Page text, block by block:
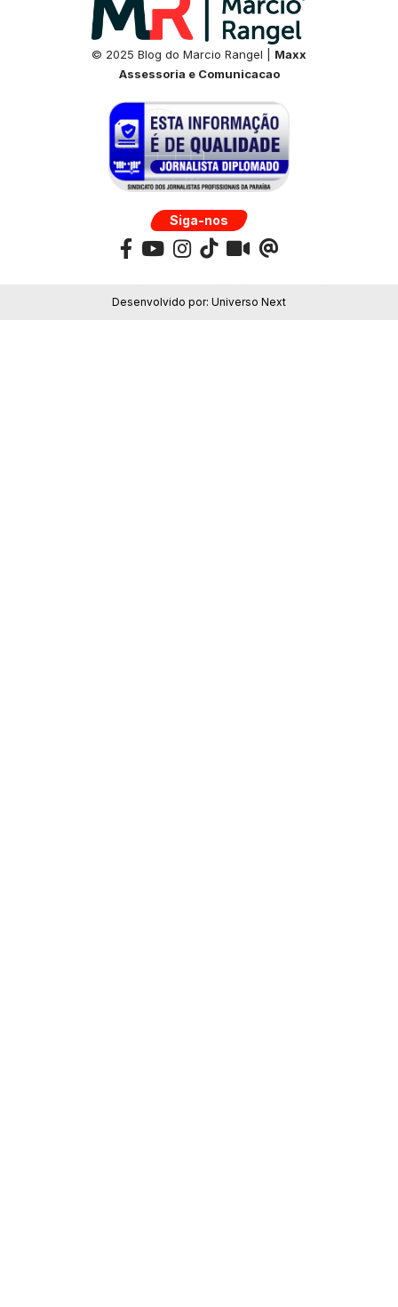
© 2025 Blog do Marcio Rangel | Maxx
Assessoria e Comunicacao
Siga-nos
Desenvolvido por: Universo Next